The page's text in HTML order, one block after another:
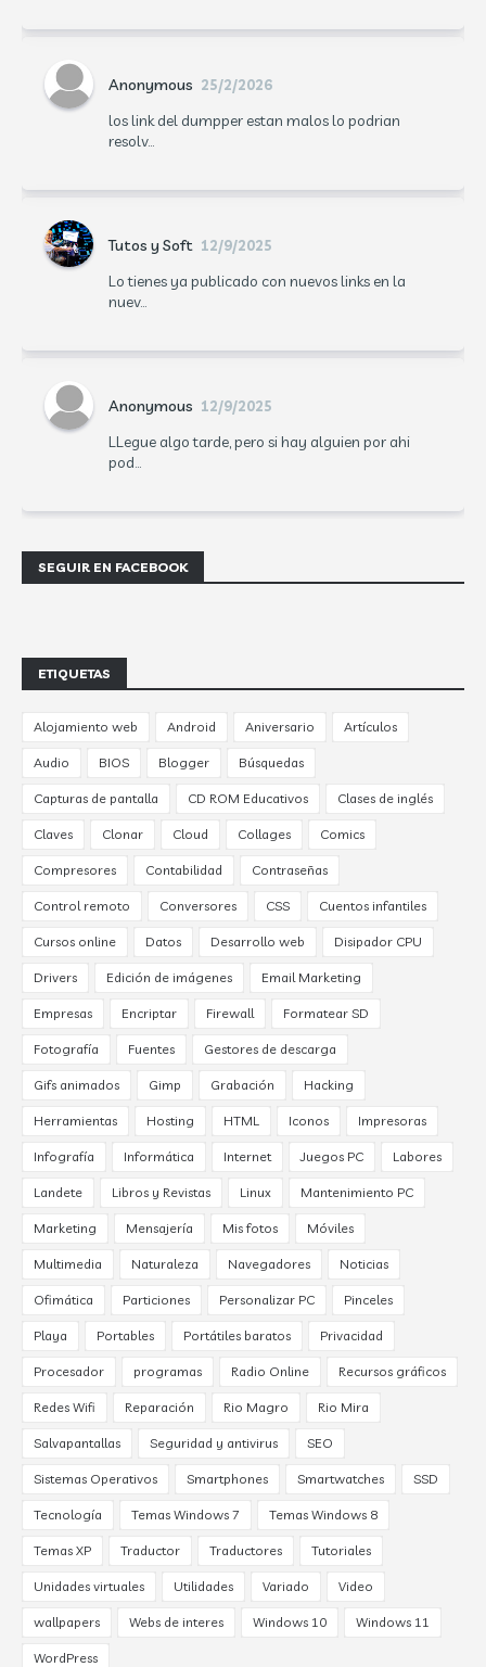
Anonymous 25/2/2026
los link del dumpper estan malos lo podrian
resolv...
Tutos y Soft 12/9/2025
Lo tienes ya publicado con nuevos links en la
nuev...
Anonymous 12/9/2025
LLegue algo tarde, pero si hay alguien por ahi
pod...
SEGUIR EN FACEBOOK
ETIQUETAS
Alojamiento web Android Aniversario Artículos
Audio BIOS Blogger Búsquedas
Capturas de pantalla CD ROM Educativos Clases de inglés
Claves Clonar Cloud Collages Comics
Compresores Contabilidad Contraseñas
Control remoto Conversores CSS Cuentos infantiles
Cursos online Datos Desarrollo web Disipador CPU
Drivers Edición de imágenes Email Marketing
Empresas Encriptar Firewall Formatear SD
Fotografía Fuentes Gestores de descarga
Gifs animados Gimp Grabación Hacking
Herramientas Hosting HTML Iconos Impresoras
Infografía Informática Internet Juegos PC Labores
Landete Libros y Revistas Linux Mantenimiento PC
Marketing Mensajería Mis fotos Móviles
Multimedia Naturaleza Navegadores Noticias
Ofimática Particiones Personalizar PC Pinceles
Playa Portables Portátiles baratos Privacidad
Procesador programas Radio Online Recursos gráficos
Redes Wifi Reparación Rio Magro Rio Mira
Salvapantallas Seguridad y antivirus SEO
Sistemas Operativos Smartphones Smartwatches SSD
Tecnología Temas Windows 7 Temas Windows 8
Temas XP Traductor Traductores Tutoriales
Unidades virtuales Utilidades Variado Video
wallpapers Webs de interes Windows 10 Windows 11
WordPress